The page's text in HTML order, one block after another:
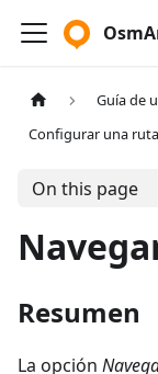
Guía de
Configurar una ruta
On this page
Resumen
La opción